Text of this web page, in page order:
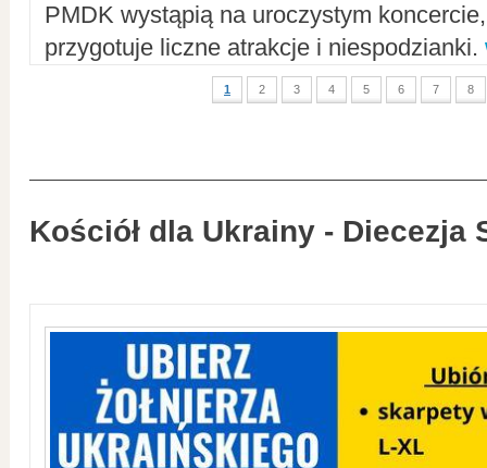
PMDK wystąpią na uroczystym
przygotuje liczne atrakcje i niespodzianki.
1 2 3 4 5 6 7 8
Kościół dla Ukrainy - Diecezja